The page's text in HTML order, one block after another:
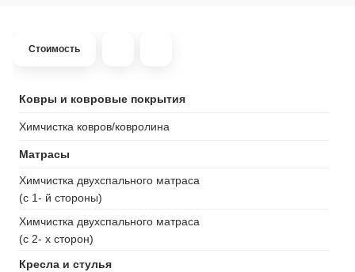
Стоимость
Ковры и ковровые покрытия
Химчистка ковров/ковролина
Матрасы
Химчистка двухспального матраса
(с 1- й стороны)
Химчистка двухспального матраса
(с 2- х сторон)
Кресла и стулья